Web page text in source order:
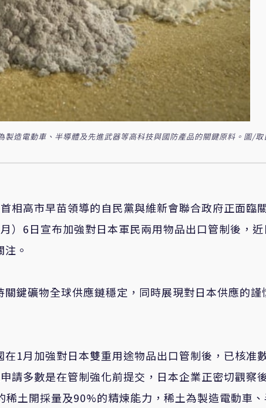
造電動車、半導體及先進武器等高科技與國防產品的關鍵原料。圖/取
相高市早苗領導的自民黨與維新會聯合政府正面臨
）6日宣布加強對日本軍民兩用物品出口管制後，近
。
鍵礦物全球供應鏈穩定，同時展現對日本供應的謹
1月加強對日本雙重用途物品出口管制後，已核准
請多數是在管制強化前提交，日本企業正密切觀察
土開採量及90%的精煉能力，稀土為製造電動車